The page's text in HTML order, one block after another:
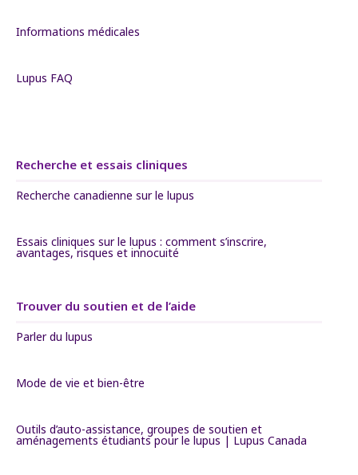
Informations médicales
Lupus FAQ
Recherche et essais cliniques
Recherche canadienne sur le lupus
Essais cliniques sur le lupus : comment s’inscrire,
avantages, risques et innocuité
Trouver du soutien et de l’aide
Parler du lupus
Mode de vie et bien-être
Outils d’auto-assistance, groupes de soutien et
aménagements étudiants pour le lupus | Lupus Canada